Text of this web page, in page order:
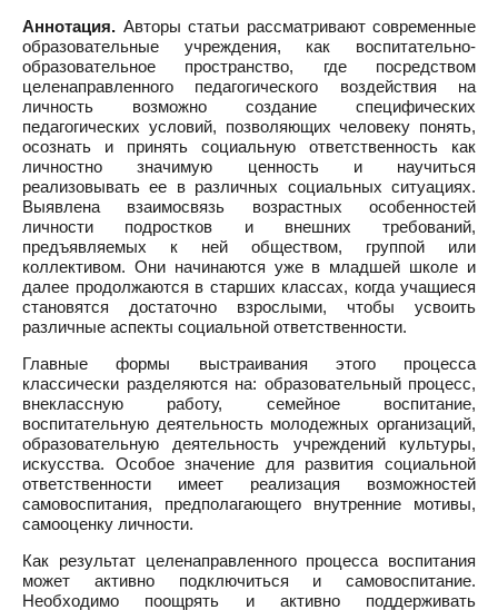
Аннотация. Авторы статьи рассматривают современные
образовательные учреждения, как воспитательно-
образовательное пространство, где посредством
целенаправленного педагогического воздействия на
личность возможно создание специфических
педагогических условий, позволяющих человеку понять,
осознать и принять социальную ответственность как
личностно значимую ценность и научиться
реализовывать ее в различных социальных ситуациях.
Выявлена взаимосвязь возрастных особенностей
личности подростков и внешних требований,
предъявляемых к ней обществом, группой или
коллективом. Они начинаются уже в младшей школе и
далее продолжаются в старших классах, когда учащиеся
становятся достаточно взрослыми, чтобы усвоить
различные аспекты социальной ответственности.
Главные формы выстраивания этого процесса
классически разделяются на: образовательный процесс,
внеклассную работу, семейное воспитание,
воспитательную деятельность молодежных организаций,
образовательную деятельность учреждений культуры,
искусства. Особое значение для развития социальной
ответственности имеет реализация возможностей
самовоспитания, предполагающего внутренние мотивы,
самооценку личности.
Как результат целенаправленного процесса воспитания
может активно подключиться и самовоспитание.
Необходимо поощрять и активно поддерживать